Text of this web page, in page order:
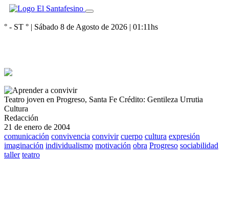
° - ST ° | Sábado 8 de Agosto de 2026 | 01:11hs
Teatro joven en Progreso, Santa Fe Crédito: Gentileza Urrutia
Cultura
Redacción
21 de enero de 2004
comunicación convivencia convivir cuerpo cultura expresión
imaginación individualismo motivación obra Progreso sociabilidad
taller teatro